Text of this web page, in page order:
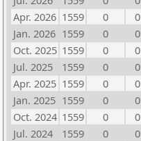
Apr. 2026 1559 0
0
Jan. 2026 1559 0
0
Oct. 2025 1559 0
0
Jul. 2025
1559 0
0
Apr. 2025 1559 0
0
Jan. 2025 1559 0
0
Oct. 2024 1559 0
0
Jul. 2024
1559 0
0